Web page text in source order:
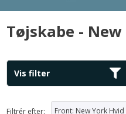
Tøjskabe -
Vis filter
Filtrér efter: Front: New York Hvid